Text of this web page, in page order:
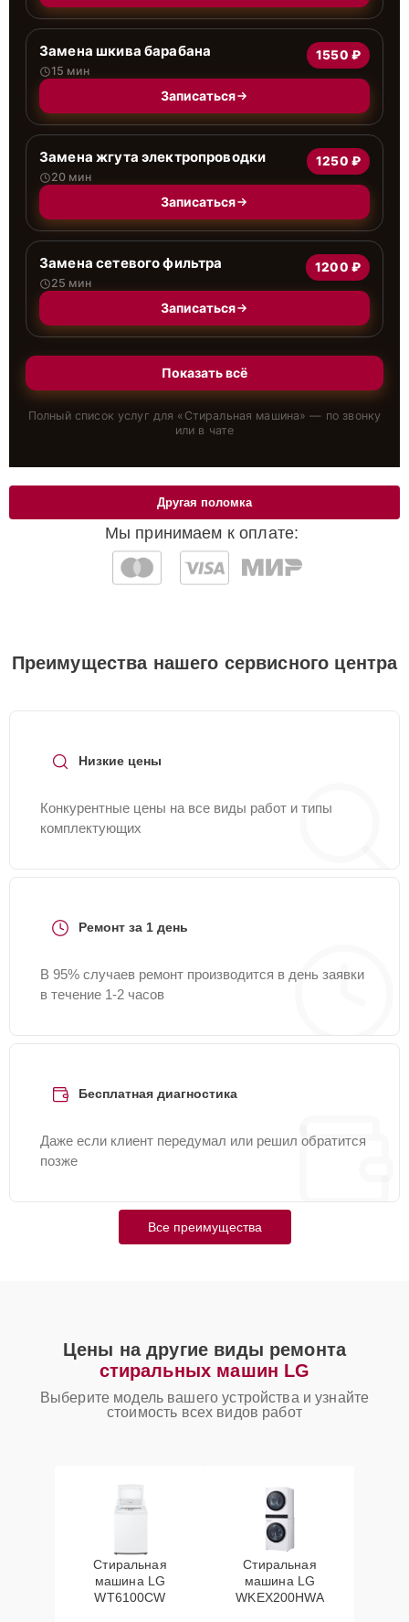
Замена шкива барабана
15 мин
1550 ₽
Записаться
Замена жгута электропроводки
20 мин
1250 ₽
Записаться
Замена сетевого фильтра
25 мин
1200 ₽
Записаться
Показать всё
Полный список услуг для « Стиральная машина» — по звонку
или в чате
Мы принимаем к оплате:
Другая поломка
Преимущества нашего сервисного центра
Низкие цены
Конкурентные цены на все виды работ и типы
комплектующих
Ремонт за 1 день
В 95% случаев ремонт производится в день заявки
в течение 1-2 часов
Бесплатная диагностика
Даже если клиент передумал или решил обратится
позже
Все преимущества
Цены на другие виды ремонта
стиральных машин LG
Выберите модель вашего устройства и узнайте
стоимость всех видов работ
Стиральная
машина LG
WT6100CW
Стиральная
машина LG
WKEX200HWA